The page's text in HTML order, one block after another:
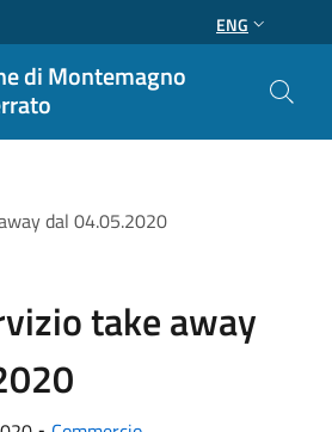
ENG
di Montemagno
dal 04.05.2020
take away